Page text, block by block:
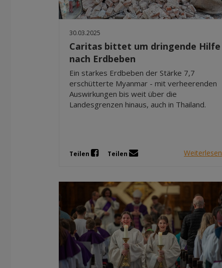
30.03.2025
Caritas bittet um dringende Hilfe
nach Erdbeben
Ein starkes Erdbeben der Stärke 7,7
erschütterte Myanmar - mit verheerenden
Auswirkungen bis weit über die
Landesgrenzen hinaus, auch in Thailand.
Teilen Teilen Weiterlesen